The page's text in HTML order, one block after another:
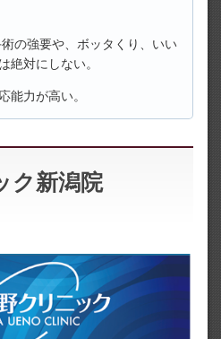
の強要や、ボッタくり、いい
絶対にしない。
能力が高い。
ク新潟院